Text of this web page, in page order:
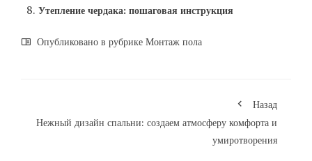
Утепление чердака: пошаговая инструкция
Опубликовано в рубрике Монтаж пола
Назад
Нежный дизайн спальни: создаем атмосферу комфорта и
умиротворения